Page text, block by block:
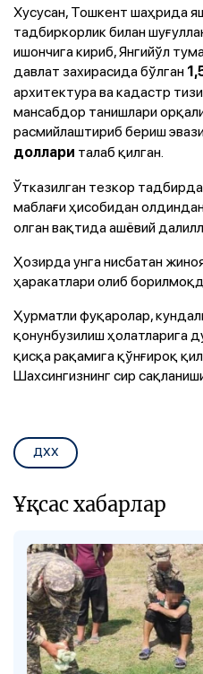
Хусусан, Тошкент шаҳрида
тадбиркорлик билан
ишончига кириб, Янгийўл
давлат захирасида бўлган
архитектура ва кадастр
мансабдор танишлари
расмийлаштириб бериш
доллари талаб қилган.
Ўтказилган тезкор
маблағи ҳисобидан
олган вақтида ашёвий
Ҳозирда унга нисбатан
ҳаракатлари олиб
Ҳурматли фуқаролар,
қонунбузилиш ҳолатларига
қисқа рақамига қўнғироқ
Шахсингизнинг сир
ДХХ
Ұқсас хабарлар